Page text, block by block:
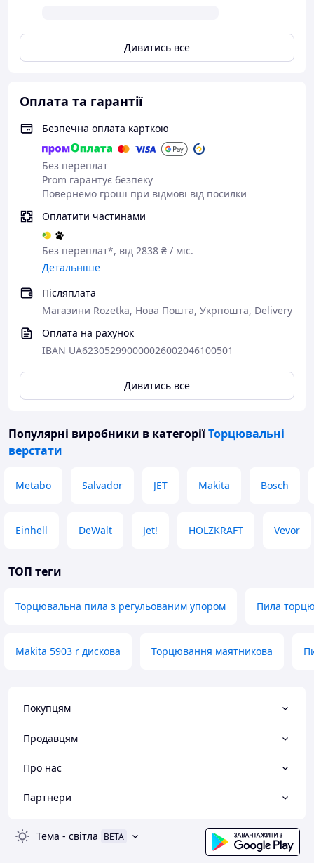
Дивитись все
Оплата та гарантії
Безпечна оплата карткою
Без переплат
Prom гарантує безпеку
Повернемо гроші при відмові від посилки
Оплатити частинами
Без переплат*, від 2838 ₴ / міс.
Детальніше
Післяплата
Магазини Rozetka, Нова Пошта, Укрпошта, Delivery
Оплата на рахунок
IBAN UA623052990000026002046100501
Дивитись все
Популярні виробники в категоріїТорцювальні
верстати
Metabo Salvador JET Makita Bosch
Einhell DeWalt Jet! HOLZKRAFT Vevor
ТОП теги
Торцювальна пила з регульованим упором Пила
Makita 5903 r дискова Торцювання маятникова
Покупцям
Продавцям
Про нас
Партнери
Тема - світла BETA